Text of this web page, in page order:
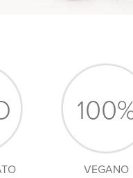
VEGANO